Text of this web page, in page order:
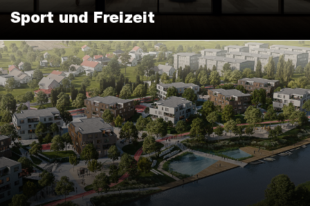
Sport und Freizeit